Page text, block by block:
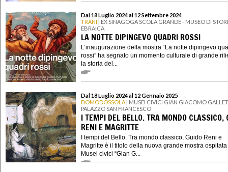
Dal 18 Luglio 2024 al 12 Settembre 2024
TRANI | EX SINAGOGA SCOLA GRANDE - MUSEO DI
EBRAICA
LA NOTTE DIPINGEVO QUADRI ROSSI
L’inaugurazione della mostra “La notte dipingevo
rossi” ha segnato un momento culturale di grande
la storia del...
Dal 18 Luglio 2024 al 12 Gennaio 2025
DOMODOSSOLA | MUSEI CIVICI GIAN GIACOMO
PALAZZO SAN FRANCESCO
I TEMPI DEL BELLO. TRA MONDO CLASSICO,
RENI E MAGRITTE
I tempi del Bello. Tra mondo classico, Guido Reni e
Magritte è il titolo della nuova grande mostra
Musei civici “Gian G...